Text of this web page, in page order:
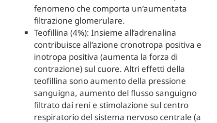
fenomeno che comporta un’aumentata
filtrazione glomerulare.
Teofillina (4%): Insieme all’adrenalina
contribuisce all’azione cronotropa positiva e
inotropa positiva (aumenta la forza di
contrazione) sul cuore. Altri effetti della
teofillina sono aumento della pressione
sanguigna, aumento del flusso sanguigno
filtrato dai reni e stimolazione sul centro
respiratorio del sistema nervoso centrale (a